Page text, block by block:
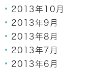
2013年10月
2013年9月
2013年8月
2013年7月
2013年6月